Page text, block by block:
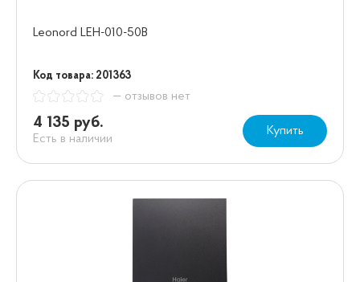
Leonord LEH-010-50B
Код товара: 201363
— отзывов нет
4 135 руб.
Есть в наличии
Купить